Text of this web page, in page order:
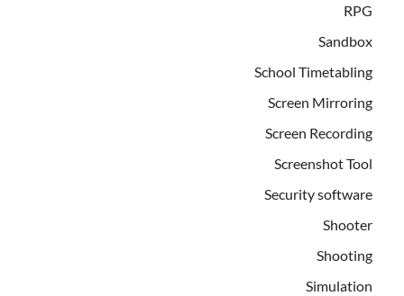
RPG
Sandbox
School Timetabling
Screen Mirroring
Screen Recording
Screenshot Tool
Security software
Shooter
Shooting
Simulation